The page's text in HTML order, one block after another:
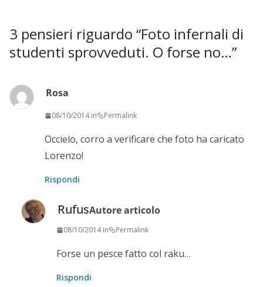
3 pensieri riguardo “Foto infernali di
studenti sprovveduti. O forse no…”
Rosa
08/10/2014 in Permalink
Occielo, corro a verificare che foto ha caricato
Lorenzo!
Rispondi
RufusAutore articolo
08/10/2014 in Permalink
Forse un pesce fatto col raku…
Rispondi